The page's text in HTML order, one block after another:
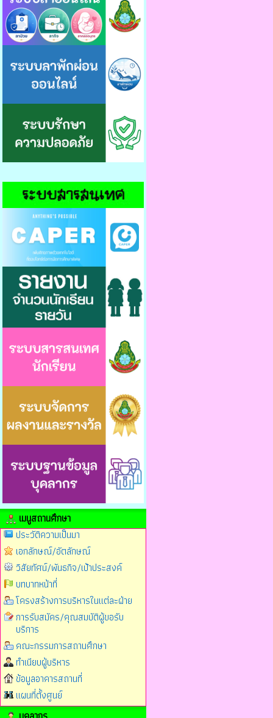
เมนูสถานศึกษา
ประวัติความเป็นมา
เอกลักษณ์/อัตลักษณ์
วิสัยทัศน์/พันธกิจ/เป้าประสงค์
บทบาทหน้าที่
โครงสร้างการบริหารในแต่ละฝ่าย
การรับสมัคร/คุณสมบัติผู้ขอรับ
บริการ
คณะกรรมการสถานศึกษา
ทำเนียบผู้บริหาร
ข้อมูลอาคารสถานที่
แผนที่ตั้งศูนย์